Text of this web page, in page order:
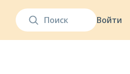
Войти